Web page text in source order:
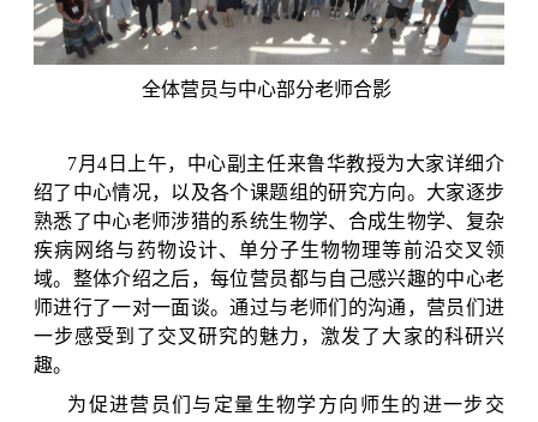
全体营员与中心部分老师合影
7月4 日上午，中心副主任来鲁华教授为大家详细介
绍了中心情况，以及各个课题组的研究方向。大家逐步
熟悉了中心老师涉猎的系统生物学、合成生物学、复杂
疾病网络与药物设计、单分子生物物理等前沿交叉领
域。整体介绍之后，每位营员都与自己感兴趣的中心老
师进行了一对一面谈。通过与老师们的沟通，营员们进
一步感受到了交叉研究的魅力，激发了大家的科研兴
趣。
为促进营员们与定量生物学方向师生的进一步交